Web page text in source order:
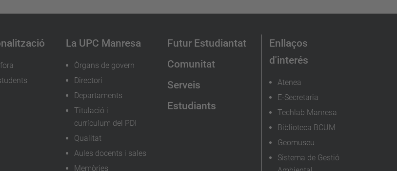
La UPC Manresa
Òrgans de govern
Directori
Departaments
Titulació i
currículum del PDI
Qualitat
Aules docents i sales
Memòries
Futur Estudiantat
Comunitat
Serveis
Estudiants
Enllaços
d'interés
Atenea
E-Secretaria
Techlab Manresa
Biblioteca BCUM
Geomuseu
Sistema de Gestió